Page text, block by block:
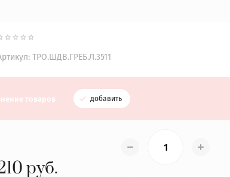
ТРО.ШДВ.ГРЕБ.Л.3511
товаров добавить
руб.